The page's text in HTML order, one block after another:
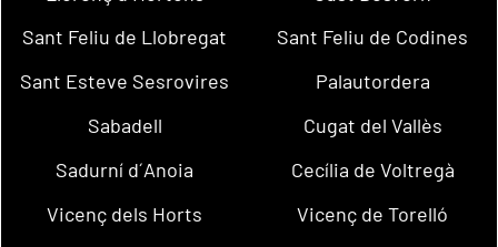
Sant Feliu de Llobregat
Sant Feliu de Codines
Sant Esteve Sesrovires
Palautordera
Sabadell
Cugat del Vallès
Sadurní d´Anoia
Cecília de Voltregà
Vicenç dels Horts
Vicenç de Torelló